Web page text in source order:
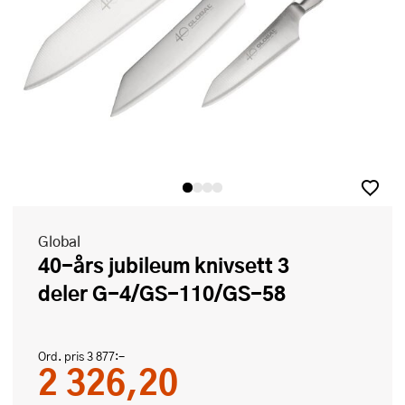
Global
40-års jubileum knivsett 3
deler G-4/GS-110/GS-58
Ord. pris3 877:-
2 326,20